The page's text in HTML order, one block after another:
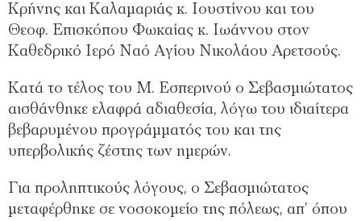
Κρήνης και Καλαμαριάς κ. Ιουστίνου και του
Θεοφ. Επισκόπου Φωκαίας κ. Ιωάννου στον
Καθεδρικό Ιερό Ναό Αγίου Νικολάου Αρετσούς.
Κατά το τέλος του M. Εσπερινού ο Σεβασμιώτατος
αισθάνθηκε ελαφρά αδιαθεσία, λόγω του ιδιαίτερα
βεβαρυμένου προγράμματός του και της
υπερβολικής ζέστης των ημερών.
Για προληπτικούς λόγους, ο Σεβασμιώτατος
μεταφέρθηκε σε νοσοκομείο της πόλεως, απ’ όπου